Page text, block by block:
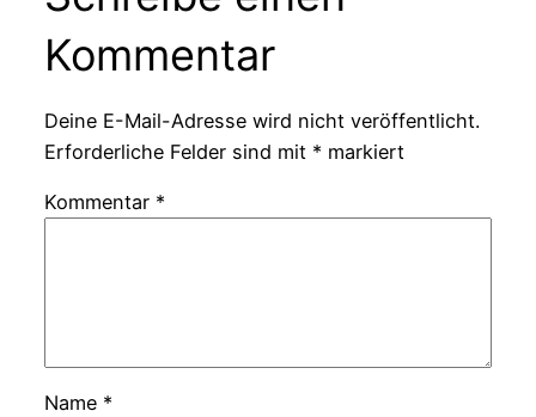
Kommentar
Deine E-Mail-Adresse wird nicht veröffentlicht.
Erforderliche Felder sind mit * markiert
Kommentar *
Name *